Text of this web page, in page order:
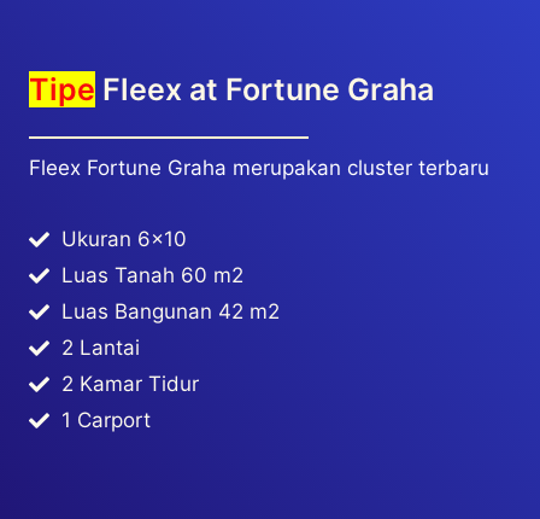
Tipe Fleex at Fortune Graha
Fleex Fortune Graha merupakan cluster terbaru
Ukuran 6×10
Luas Tanah 60 m2
Luas Bangunan 42 m2
2 Lantai
2 Kamar Tidur
1 Carport